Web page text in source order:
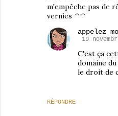
m'empêche pas de
vernies ^^
RÉPONDRE
appelez
19
C'est ça
domaine
le droit de